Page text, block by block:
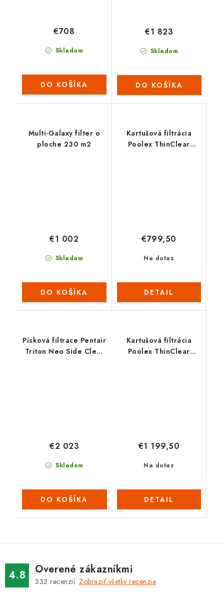
Skladom
€708
DO KOŠÍKA
Skladom
€1 823
DO KOŠÍKA
Multi-Galaxy filter o
ploche 230 m2
Skladom
€1 002
DO KOŠÍKA
Kartušová filtrácia
Poolex ThinClear
Na dotaz
€799,50
DETAIL
Písková filtrace Pentair
Triton Neo Side Clear
Skladom
€2 023
DO KOŠÍKA
Kartušová filtrácia
Poolex ThinClear
Na dotaz
€1 199,50
DETAIL
4.8 Overené zákazníkmi
332 recenzií. Zobraziť všetky recenzie